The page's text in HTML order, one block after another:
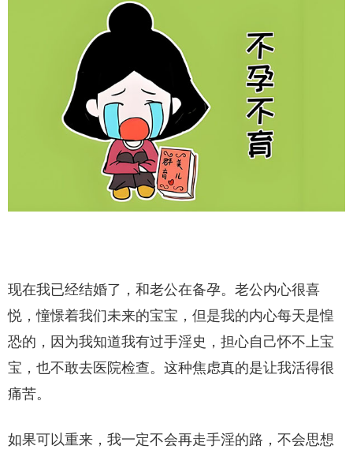
现在我已经结婚了，和老公在备孕。老公内心很喜
悦，憧憬着我们未来的宝宝，但是我的内心每天是惶
恐的，因为我知道我有过手淫史，担心自己怀不上宝
宝，也不敢去医院检查。这种焦虑真的是让我活得很
痛苦。
如果可以重来，我一定不会再走手淫的路，不会思想